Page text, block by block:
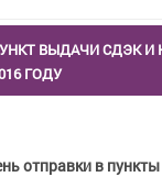
ВЫДАЧИ СДЭК И
ГОДУ
отправки в